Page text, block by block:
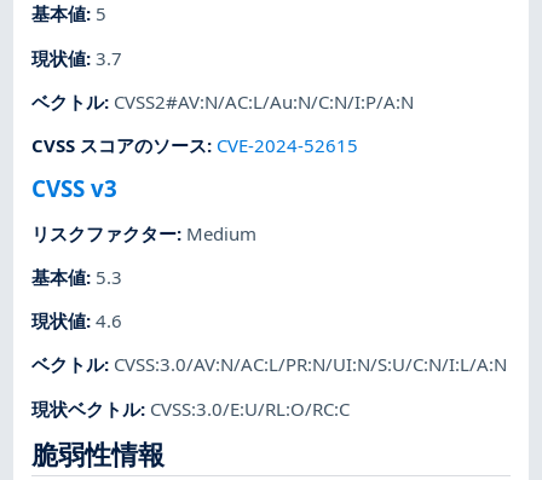
基本値: 5
現状値:3.7
ベクトル: CVSS2#AV:N/AC:L/Au:N/C:N/I:P/A:N
CVSS スコアのソース: CVE-2024-52615
CVSS v3
リスクファクター: Medium
基本値: 5.3
現状値:4.6
ベクトル: CVSS:3.0/AV:N/AC:L/PR:N/UI:N/S:U/C:N/I:L/A:N
現状ベクトル: CVSS:3.0/E:U/RL:O/RC:C
脆弱性情報